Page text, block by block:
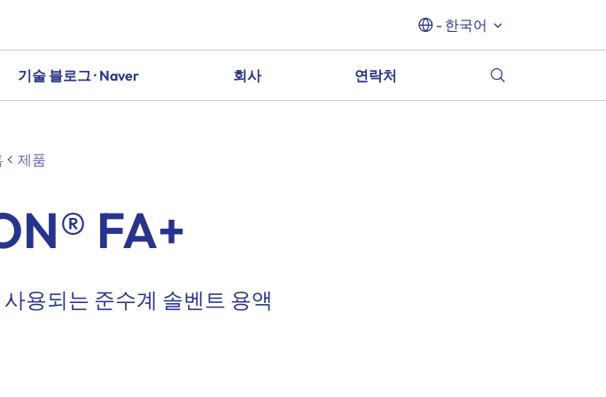
- 한국어
기술 블로그 · Naver 회사 연락처
제품
FA+
용되는 준수계 솔벤트 용액